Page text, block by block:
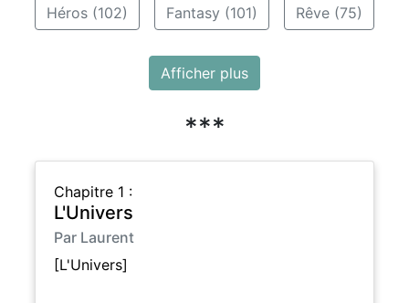
Héros (102) Fantasy (101) Rêve (75)
Afficher plus
***
Chapitre 1 :
L'Univers
Par Laurent
[L'Univers]